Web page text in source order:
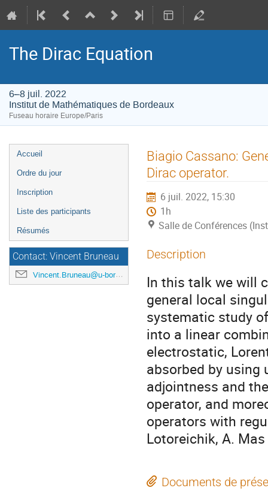
The Dirac Equation
6–8 juil. 2022
Institut de Mathématiques de Bordeaux
Fuseau horaire Europe/Paris
Menu
de
Accueil
Ordre du jour
Inscription
Liste des participants
Résumés
Contact: Vincent Bruneau
Vincent.Bruneau@u-bordeaux.fr
Biagio Cassano:
Dirac operator.
6 juil. 2022, 15:30
1h
Salle de Conférences
Description
In this talk we will
general local
systematic study
into a linear
electrostatic,
absorbed by using
adjointness and
operator, and
operators with
Lotoreichik, A.
Documents de